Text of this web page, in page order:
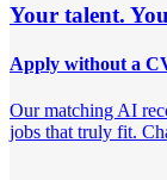
Your talent.
Apply without a
Our matching AI
jobs that truly fit.